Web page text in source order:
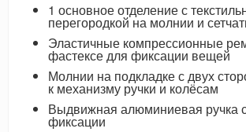
1 основное отделение с
перегородкой на молнии и
Эластичные компрессионные
фастексе для фиксации вещей
Молнии на подкладке с двух
к механизму ручки и колёсам
Выдвижная алюминиевая ручка
фиксации